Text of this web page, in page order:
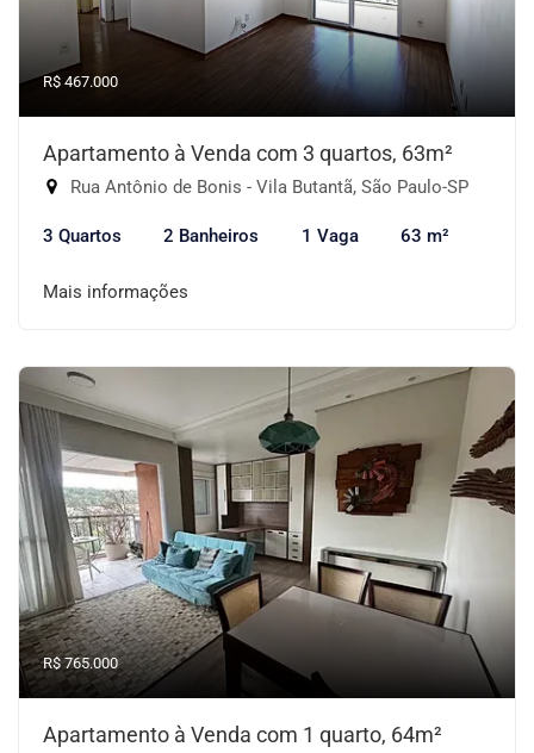
R$ 467.000
Apartamento à Venda com 3 quartos, 63m²
Rua Antônio de Bonis - Vila Butantã, São Paulo-SP
3 Quartos 2 Banheiros 1 Vaga 63 m²
Mais informações
R$ 765.000
Apartamento à Venda com 1 quarto, 64m²